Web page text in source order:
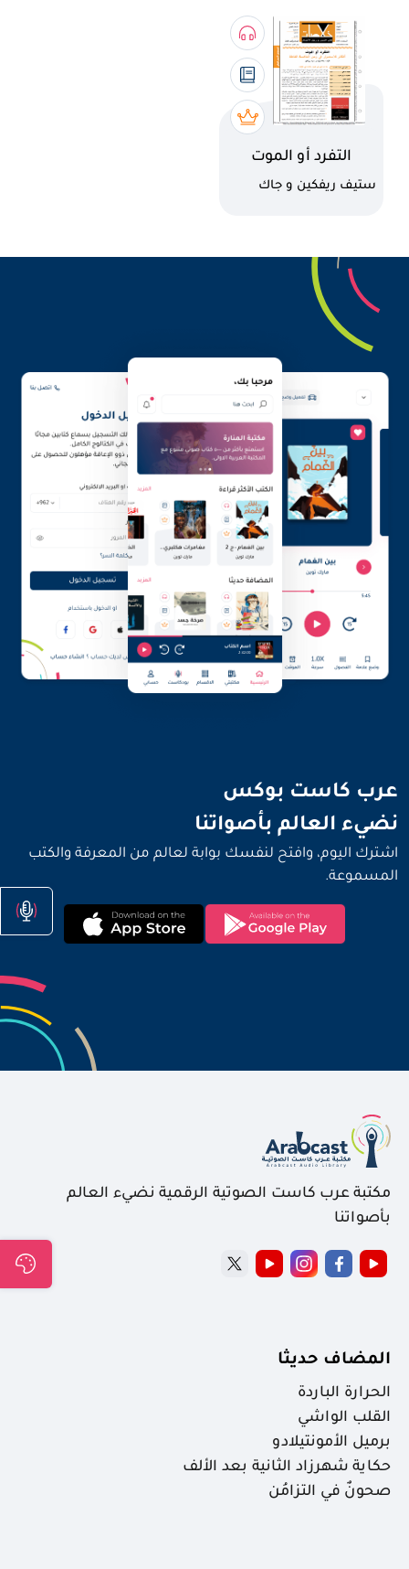
اسم الكتاب
التفرد أو الموت
كاتب
ستيف ريفكين و جاك
عرب كاست بوكس
نضيء العالم بأصواتنا
اشترك اليوم، وافتح لنفسك بوابة لعالم من المعرفة والكتب
المسموعة.
مكتبة عرب كاست الصوتية الرقمية نضيء العالم
بأصواتنا
المضاف حديثا
الحرارة الباردة
القلب الواشي
برميل الأمونتيلادو
حكاية شهرزاد الثانية بعد الألف
صحونٌ في التزامُن